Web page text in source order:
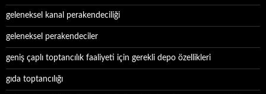
geleneksel kanal perakendeciliği
geleneksel perakendeciler
geniş çaplı toptancılık faaliyeti için gerekli depo özellikleri
gıda toptancılığı